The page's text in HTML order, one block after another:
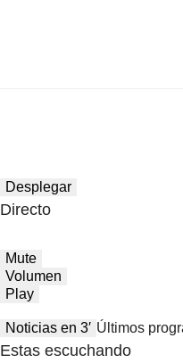
Desplegar
Directo
Mute
Volumen
Play
Noticias en 3′ Últimos
Estas escuchando